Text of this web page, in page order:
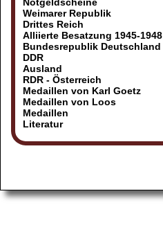
Weimarer Republik
Drittes Reich
Alliierte Besatzung 1945-1948
Bundesrepublik Deutschland
DDR
Ausland
RDR - Österreich
Medaillen von Karl Goetz
Medaillen von Loos
Medaillen
Literatur